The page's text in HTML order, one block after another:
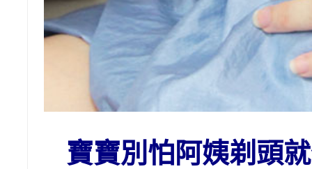
寶寶別怕阿姨剃頭